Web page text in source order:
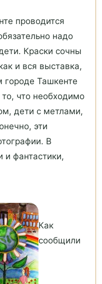
проводится
надо
Краски сочны
и вся выставка,
городе Ташкенте
что необходимо
дети с метлами,
эти
В
и фантастики,
Как
сообщили